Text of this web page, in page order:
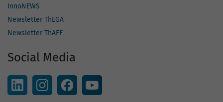
InnoNEWS
Newsletter ThEGA
Newsletter ThAFF
Social Media